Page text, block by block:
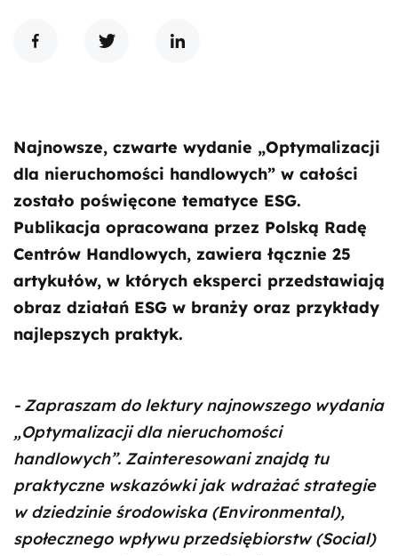
Najnowsze, czwarte wydanie „Optymalizacji
dla nieruchomości handlowych” w całości
zostało poświęcone tematyce ESG.
Publikacja opracowana przez Polską Radę
Centrów Handlowych, zawiera łącznie 25
artykułów, w których eksperci przedstawiają
obraz działań ESG w branży oraz przykłady
najlepszych praktyk.
- Zapraszam do lektury najnowszego wydania
„Optymalizacji dla nieruchomości
handlowych”. Zainteresowani znajdą tu
praktyczne wskazówki jak wdrażać strategie
w dziedzinie środowiska (Environmental),
społecznego wpływu przedsiębiorstw (Social)